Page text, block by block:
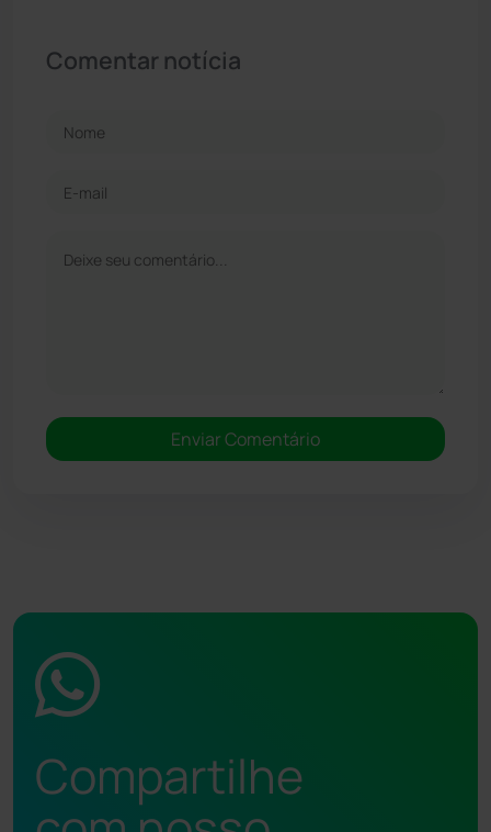
Comentar notícia
Compartilhe